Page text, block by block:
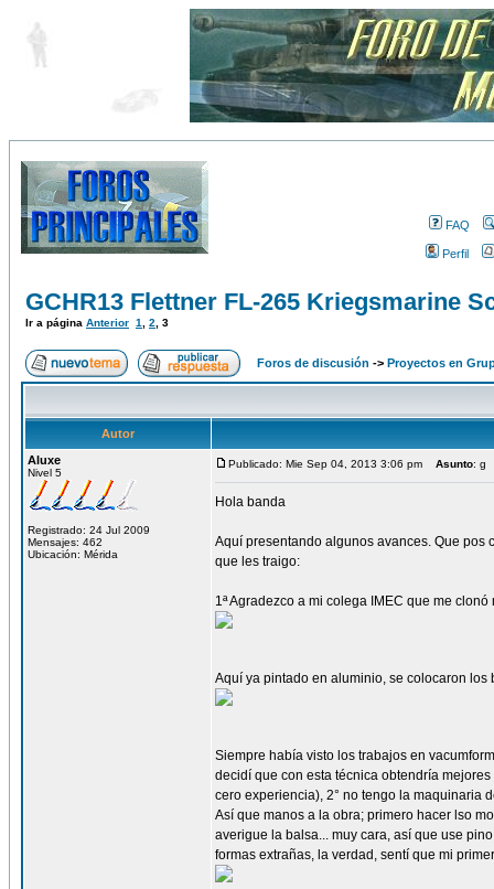
FAQ
Perfil
GCHR13 Flettner FL-265 Kriegsmarine
Ir a página Anterior 1 2 3
Foros de discusión -> Proyectos en
Autor
Aluxe
Nivel 5
Registrado: 24 Jul 2009
Mensajes: 462
Ubicación: Mérida
Publicado: Mie Sep 04, 2013 3:06 pm Asunto: g
Hola banda
Aquí presentando algunos avances. Que pos
que les traigo:
1ª Agradezco a mi colega IMEC que me
Aquí ya pintado en aluminio, se colocaron
Siempre había visto los trabajos en
decidí que con esta técnica obtendría
cero experiencia), 2° no tengo la maquinaria
Así que manos a la obra; primero hacer lso
averigue la balsa... muy cara, así que use
formas extrañas, la verdad, sentí que mi